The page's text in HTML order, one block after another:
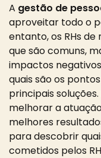
A gestão de
aproveitar todo o
entanto, os RHs
que são comuns,
impactos
quais são os
principais
melhorar a
melhores
para descobrir
cometidos pelos